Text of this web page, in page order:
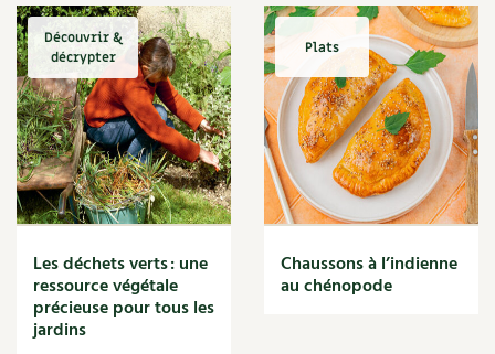
Mare
Marie Chioca
Marmite
Massage
Matériaux
Maux
Méditerranéen
Menace
Mésange
Microflore
Migraine
Mode de culture
Montagne
Découvrir &
décrypter
Les déchets verts : une
ressource végétale
précieuse pour tous les
jardins
Plats
Chaussons à l’indienne
au chénopode